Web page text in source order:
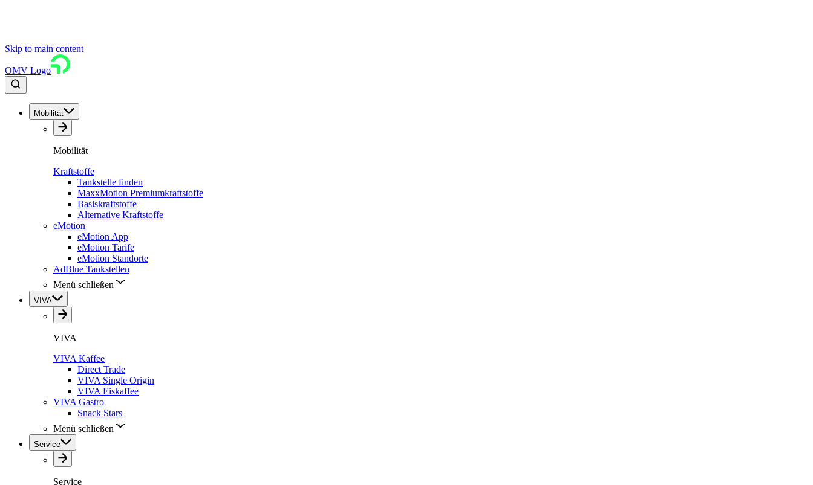
Skip to main content
OMV Logo
Mobilität
Mobilität
Kraftstoffe
Tankstelle finden
MaxxMotion Premiumkraftstoffe
Basiskraftstoffe
Alternative Kraftstoffe
eMotion
eMotion App
eMotion Tarife
eMotion Standorte
AdBlue Tankstellen
Menü schließen
VIVA
VIVA
VIVA Kaffee
Direct Trade
VIVA Single Origin
VIVA Eiskaffee
VIVA Gastro
Snack Stars
Menü schließen
Service
Service